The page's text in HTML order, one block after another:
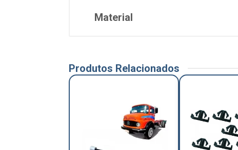
Material
Produtos Relacionados